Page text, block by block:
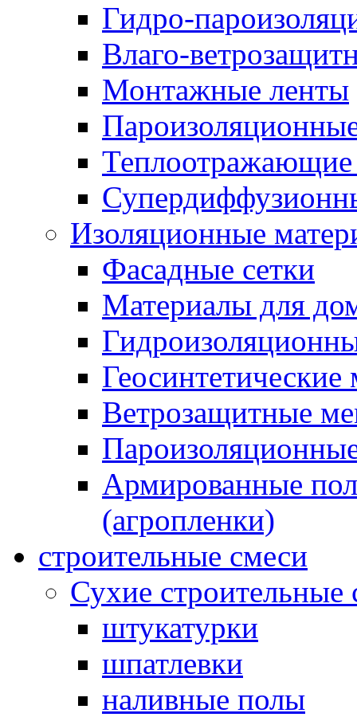
Гидро-
Влаго-
Монтажные ленты
Теплоотражающие
Изоляционные
Фасадные сетки
Материалы для
Геосинтетические
Ветрозащитные
Армированные
(агропленки)
строительные смеси
Сухие строительные
штукатурки
шпатлевки
наливные полы